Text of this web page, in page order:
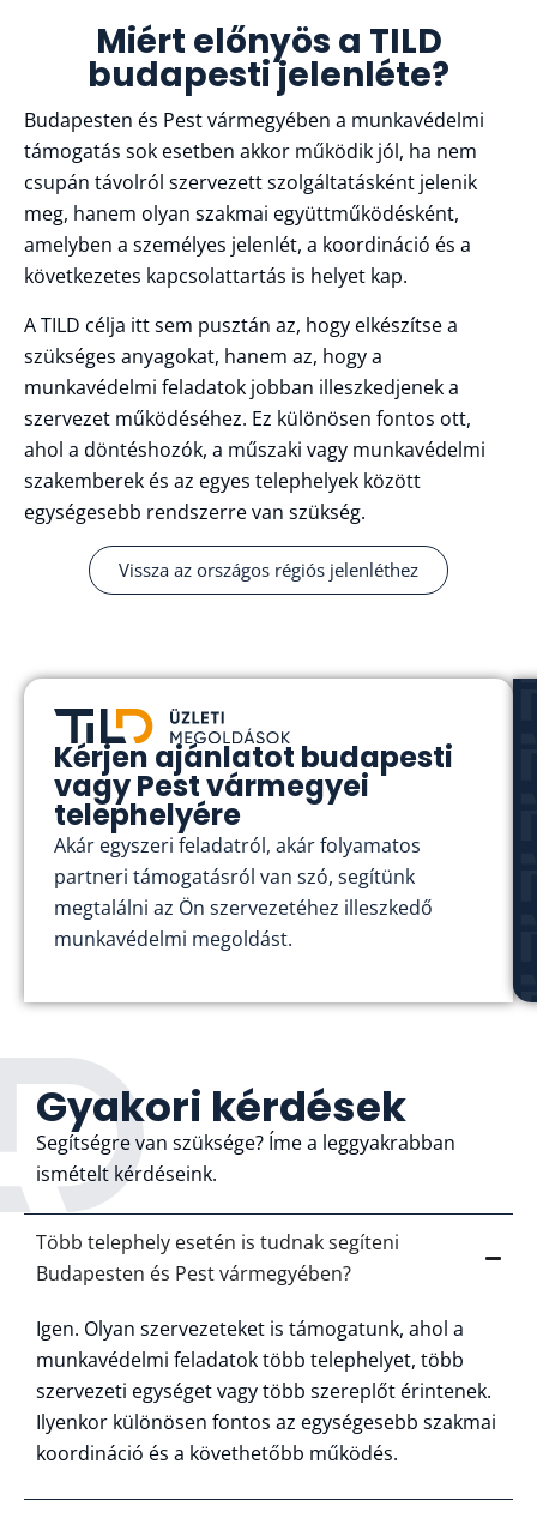
Miért előnyös a TILD
budapesti jelenléte?
Budapesten és Pest vármegyében a munkavédelmi
támogatás sok esetben akkor működik jól, ha nem
csupán távolról szervezett szolgáltatásként jelenik
meg, hanem olyan szakmai együttműködésként,
amelyben a személyes jelenlét, a koordináció és a
következetes kapcsolattartás is helyet kap.
A TILD célja itt sem pusztán az, hogy elkészítse a
szükséges anyagokat, hanem az, hogy a
munkavédelmi feladatok jobban illeszkedjenek a
szervezet működéséhez. Ez különösen fontos ott,
ahol a döntéshozók, a műszaki vagy munkavédelmi
szakemberek és az egyes telephelyek között
egységesebb rendszerre van szükség.
Vissza az országos régiós jelenléthez
Kérjen ajánlatot budapesti
vagy Pest vármegyei
telephelyére
Akár egyszeri feladatról, akár folyamatos
partneri támogatásról van szó, segítünk
megtalálni az Ön szervezetéhez illeszkedő
munkavédelmi megoldást.
Gyakori kérdések
Segítségre van szüksége? Íme a leggyakrabban
ismételt kérdéseink.
Több telephely esetén is tudnak segíteni
Budapesten és Pest vármegyében?
Igen. Olyan szervezeteket is támogatunk, ahol a
munkavédelmi feladatok több telephelyet, több
szervezeti egységet vagy több szereplőt érintenek.
Ilyenkor különösen fontos az egységesebb szakmai
koordináció és a követhetőbb működés.